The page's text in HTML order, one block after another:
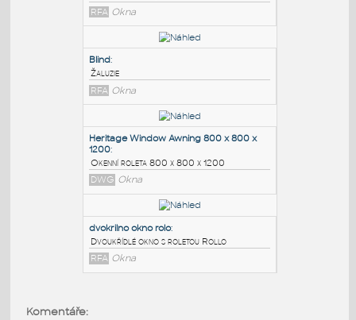
PODOBNÉ BLOKY:
Venkovni roleta:
Venkovní roleta, parametrická
RFA Okna
Blind:
RFA Okna
Komentáře: